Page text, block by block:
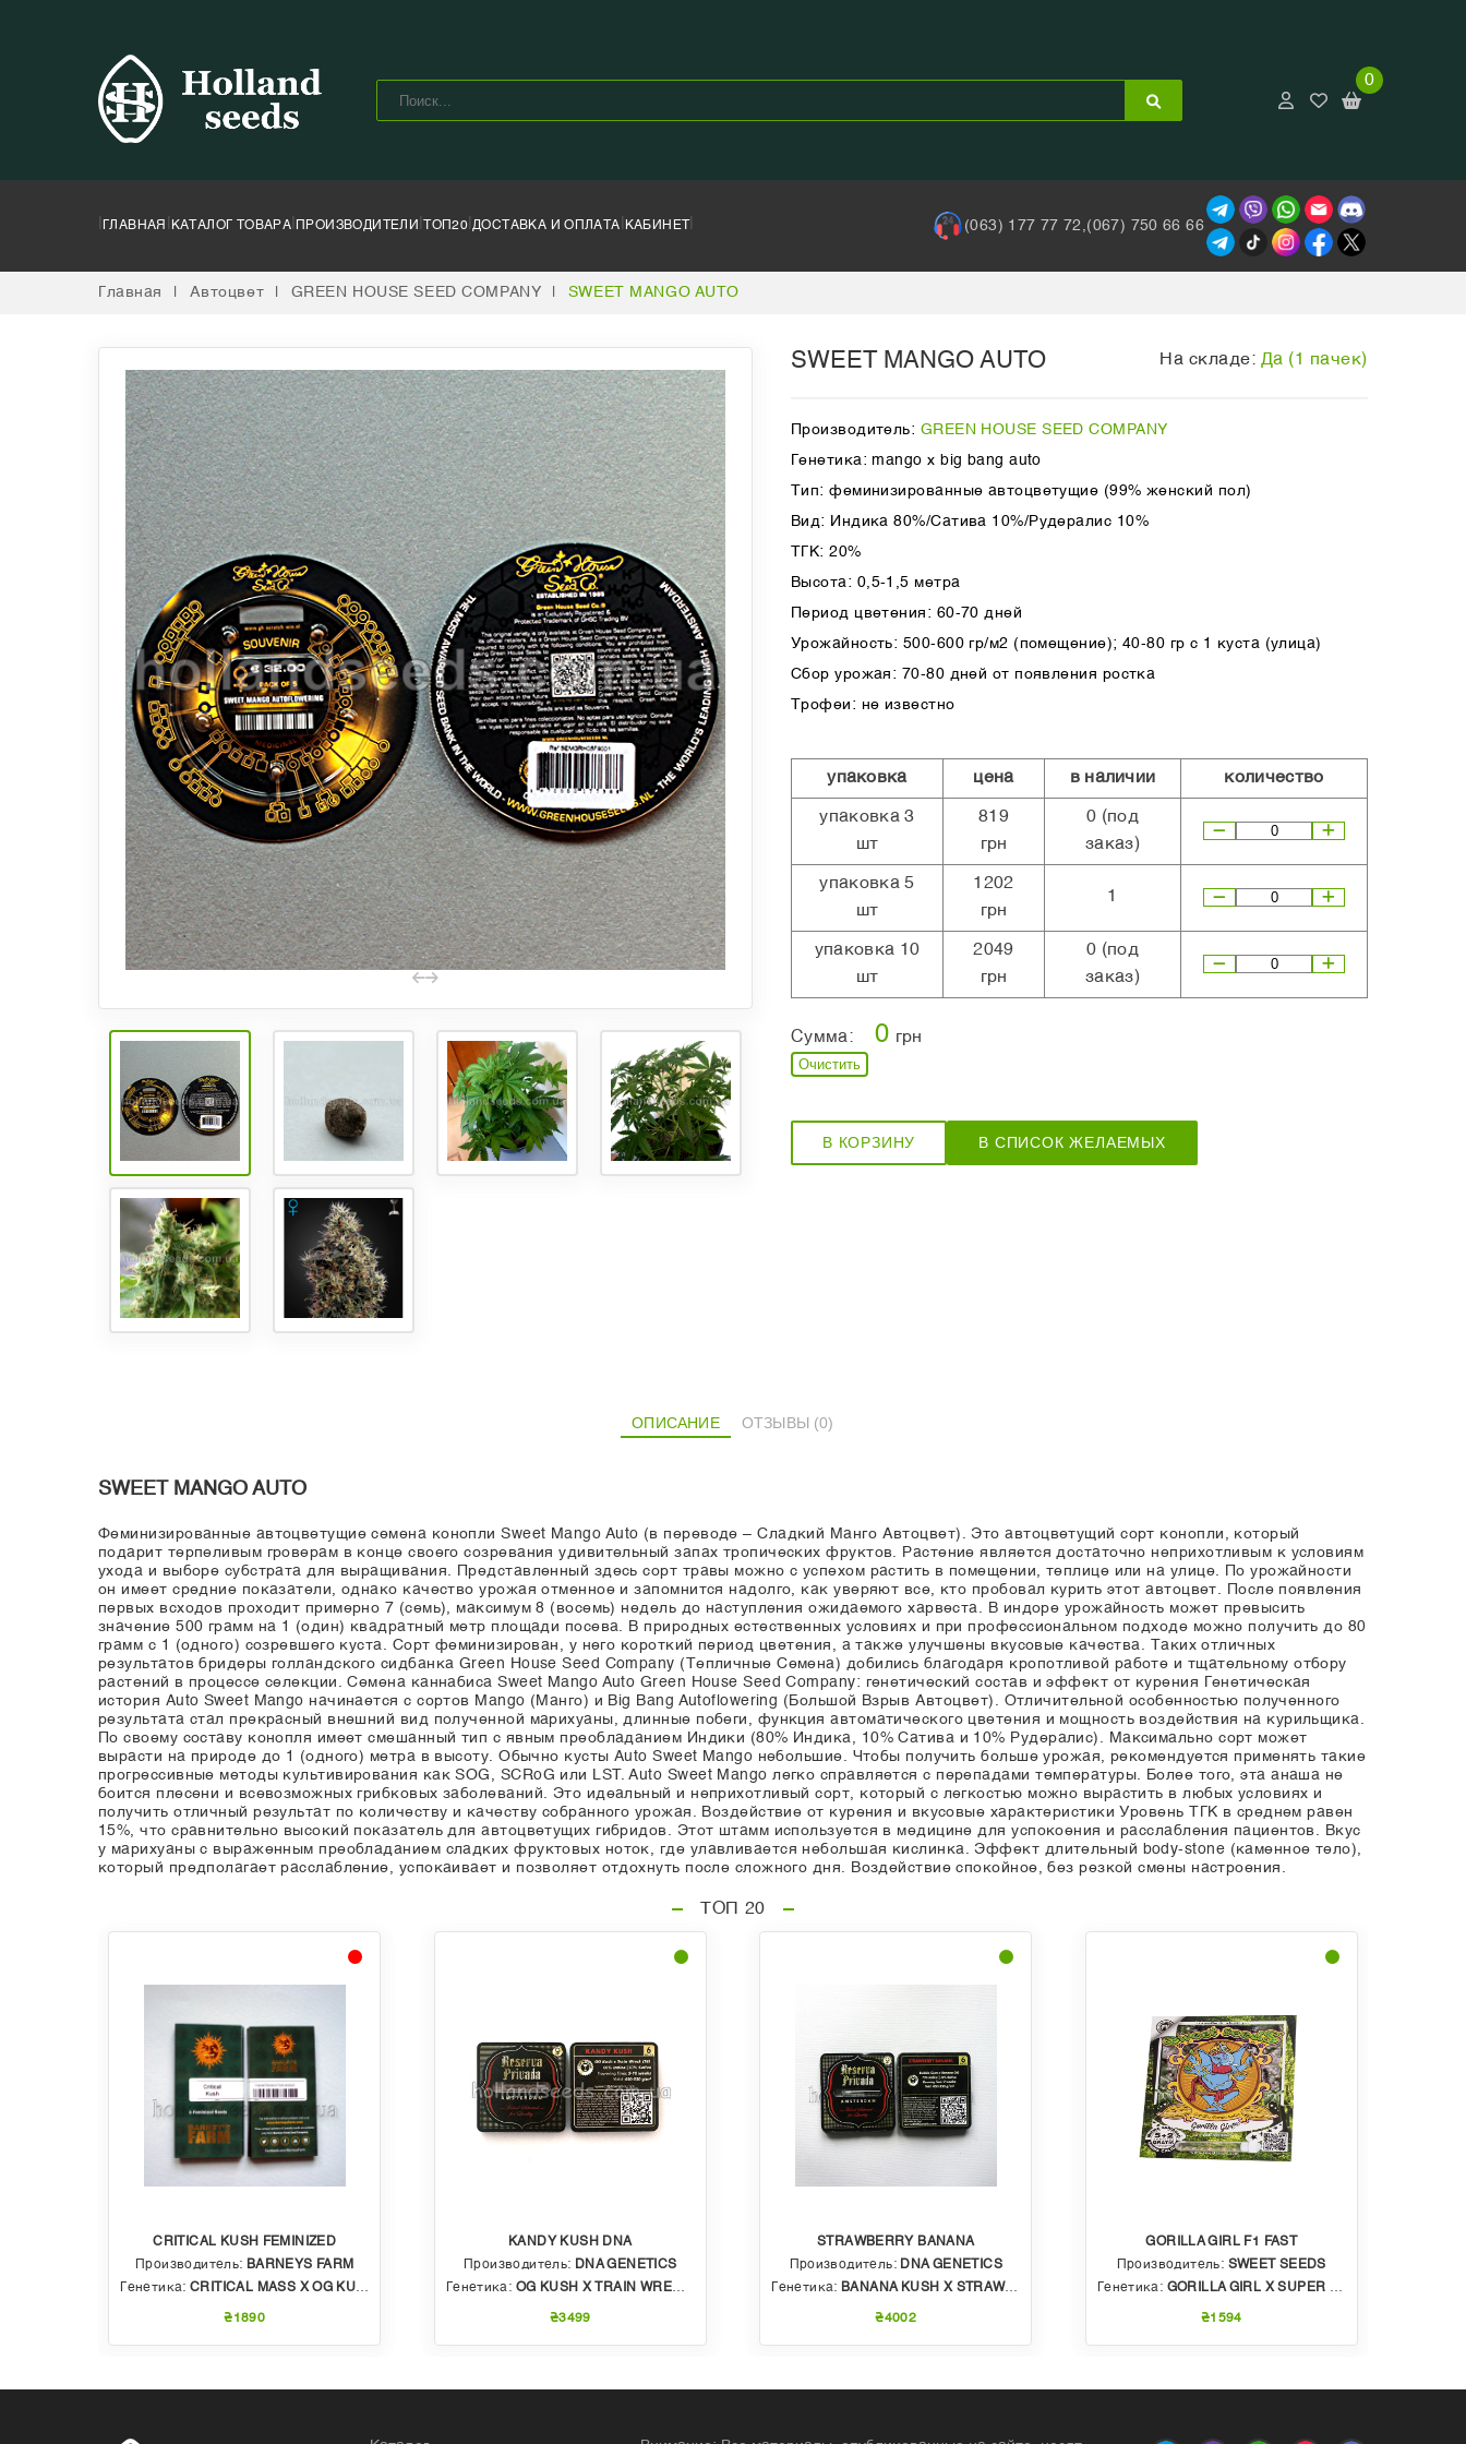
0
ГЛАВНАЯ КАТАЛОГ ТОВАРА ПРОИЗВОДИТЕЛИ | ТОП20 |ДОСТАВКА И ОПЛАТА КАБИНЕТ | (063) 177 77 72, (067) 750 66 66
Главная Автоцвет GREEN HOUSE SEED COMPANY SWEET MANGO AUTO
SWEET MANGO AUTO На складе: Да (1 пачек)
Производитель: GREEN HOUSE SEED COMPANY
Генетика: mango x big bang auto
Тип: феминизированные автоцветущие (99% женский пол)
Вид: Индика 80%/Сатива 10%/Рудералис 10%
ТГК: 20%
Высота: 0,5-1,5 метра
Период цветения: 60-70 дней
Урожайность: 500-600 гр/м2 (помещение); 40-80 гр с 1 куста (улица)
Сбор урожая: 70-80 дней от появления ростка
Трофеи: не известно
упаковка цена в наличии количество
упаковка 3
шт
819
грн
0 (под
заказ)
упаковка 5
шт
1202
грн
1
упаковка 10
шт
2049
грн
0 (под
заказ)
Сумма: 0 грн
Очистить
В КОРЗИНУ В СПИСОК ЖЕЛАЕМЫХ
ОПИСАНИЕ ОТЗЫВЫ (0)
SWEET MANGO AUTO
Феминизированные автоцветущие семена конопли Sweet Mango Auto (в переводе – Сладкий Манго Автоцвет). Это автоцветущий сорт конопли, который
подарит терпеливым гроверам в конце своего созревания удивительный запах тропических фруктов. Растение является достаточно неприхотливым к условиям
ухода и выборе субстрата для выращивания. Представленный здесь сорт травы можно с успехом растить в помещении, теплице или на улице. По урожайности
он имеет средние показатели, однако качество урожая отменное и запомнится надолго, как уверяют все, кто пробовал курить этот автоцвет. После появления
первых всходов проходит примерно 7 (семь), максимум 8 (восемь) недель до наступления ожидаемого харвеста. В индоре урожайность может превысить
значение 500 грамм на 1 (один) квадратный метр площади посева. В природных естественных условиях и при профессиональном подходе можно получить до 80
грамм с 1 (одного) созревшего куста. Сорт феминизирован, у него короткий период цветения, а также улучшены вкусовые качества. Таких отличных
результатов бридеры голландского сидбанка Green House Seed Company (Тепличные Семена) добились благодаря кропотливой работе и тщательному отбору
растений в процессе селекции. Семена каннабиса Sweet Mango Auto Green House Seed Company: генетический состав и эффект от курения Генетическая
история Auto Sweet Mango начинается с сортов Mango (Манго) и Big Bang Autoflowering (Большой Взрыв Автоцвет). Отличительной особенностью полученного
результата стал прекрасный внешний вид полученной марихуаны, длинные побеги, функция автоматического цветения и мощность воздействия на курильщика.
По своему составу конопля имеет смешанный тип с явным преобладанием Индики (80% Индика, 10% Сатива и 10% Рудералис). Максимально сорт может
вырасти на природе до 1 (одного) метра в высоту. Обычно кусты Auto Sweet Mango небольшие. Чтобы получить больше урожая, рекомендуется применять такие
прогрессивные методы культивирования как SOG, SCRoG или LST. Auto Sweet Mango легко справляется с перепадами температуры. Более того, эта анаша не
боится плесени и всевозможных грибковых заболеваний. Это идеальный и неприхотливый сорт, который с легкостью можно вырастить в любых условиях и
получить отличный результат по количеству и качеству собранного урожая. Воздействие от курения и вкусовые характеристики Уровень ТГК в среднем равен
15%, что сравнительно высокий показатель для автоцветущих гибридов. Этот штамм используется в медицине для успокоения и расслабления пациентов. Вкус
у марихуаны с выраженным преобладанием сладких фруктовых ноток, где улавливается небольшая кислинка. Эффект длительный body-stone (каменное тело),
который предполагает расслабление, успокаивает и позволяет отдохнуть после сложного дня. Воздействие спокойное, без резкой смены настроения.
ТОП 20
CRITICAL KUSH FEMINIZED
Производитель: BARNEYS FARM
Генетика:CRITICAL MASS X OG KUSH
₴1890
KANDY KUSH DNA
Производитель: DNA GENETICS
Генетика: OG KUSH X TRAIN WRECK (T4)
₴3499
STRAWBERRY BANANA
Производитель: DNA GENETICS
Генетика: BANANA KUSH X STRAWBERRY PHENO OF BUBBLE GUM
₴4002
GORILLA GIRL F1 FAST
Производитель: SWEET SEEDS
Генетика: GORILLA GIRL X SUPER STRONG X SWEET GELATO AUTO
₴1594